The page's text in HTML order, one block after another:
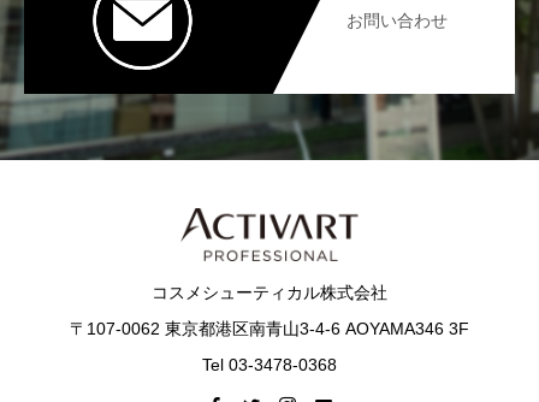
お問い合わせ
コスメシューティカル株式会社
〒107-0062 東京都港区南青山3-4-6 AOYAMA346 3F
Tel 03-3478-0368